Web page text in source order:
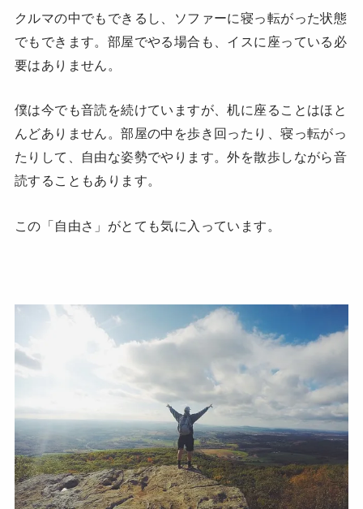
クルマの中でもできるし、ソファーに寝っ転がった状態
でもできます。部屋でやる場合も、イスに座っている必
要はありません。
僕は今でも音読を続けていますが、机に座ることはほと
んどありません。部屋の中を歩き回ったり、寝っ転がっ
たりして、自由な姿勢でやります。外を散歩しながら音
読することもあります。
この「自由さ」がとても気に入っています。